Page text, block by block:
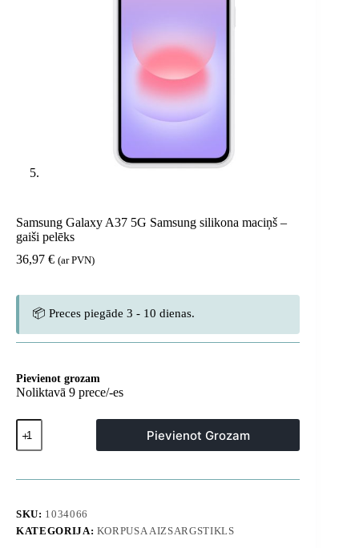
Samsung Galaxy A37 5G Samsung silikona maciņš –
gaiši pelēks
36,97 € (ar PVN)
📦 Preces piegāde 3 - 10 dienas.
Pievienot grozam
Noliktavā 9 prece/-es
Samsung
Galaxy
A37
Samsung
-
gaiši
Pievienot Grozam
SKU: 1034066
KATEGORIJA: KORPUSA AIZSARGSTIKLS